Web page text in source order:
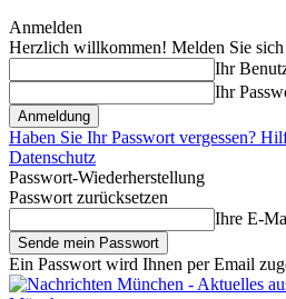
Anmelden
Herzlich willkommen! Melden Sie sich
Ihr
Ihr
Haben Sie Ihr Passwort vergessen?
Datenschutz
Passwort-Wiederherstellung
Passwort zurücksetzen
Ihre E-
Ein Passwort wird Ihnen per Email